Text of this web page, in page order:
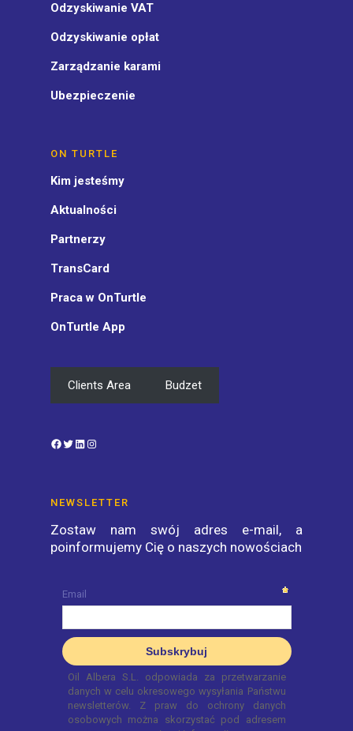
Odzyskiwanie VAT
Odzyskiwanie opłat
Zarządzanie karami
Ubezpieczenie
ON TURTLE
Kim jesteśmy
Aktualności
Partnerzy
TransCard
Praca w OnTurtle
OnTurtle App
Clients Area Budzet
Facebook
TwitterLinkedIn
NEWSLETTER
Zostaw nam swój adres e-mail, a
poinformujemy Cię o naszych nowościach